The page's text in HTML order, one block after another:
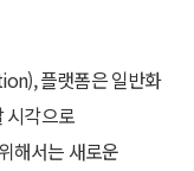
플랫폼은 일반화
시각으로
해서는 새로운